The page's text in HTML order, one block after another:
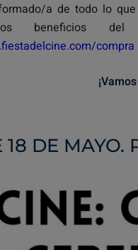
a de todo lo
beneficios
compra
18 DE MAYO.